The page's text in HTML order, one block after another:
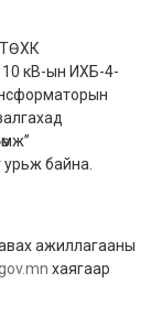
ТӨХК
кВ-ын ИХБ-4-
байна.
ажиллагааны
хаягаар